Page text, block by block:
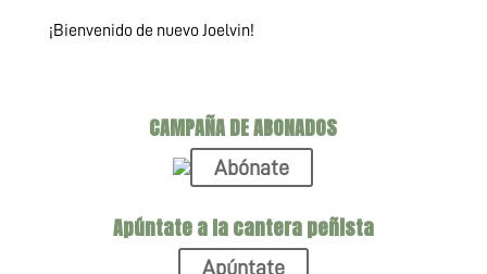
¡Bienvenido de nuevo Joelvin!
CAMPAÑA DE ABONADOS
Abónate
Apúntate a la cantera peñista
Apúntate